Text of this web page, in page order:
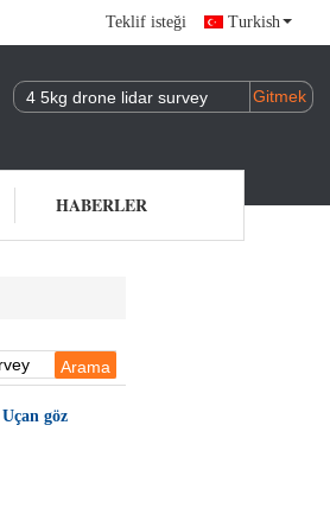
Teklif isteği Turkish
HABERLER
göz